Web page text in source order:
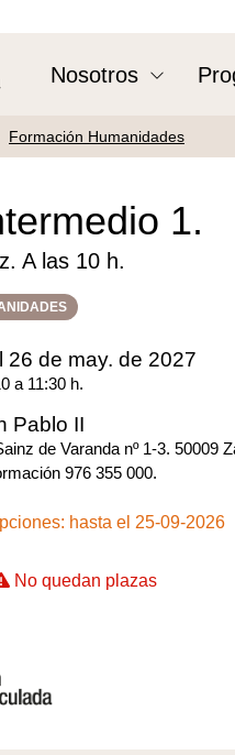
Nosotros
Formación Humanidades
1.
A las 10 h.
26 de may. de 2027
a 11:30 h.
Pablo II
de Varanda nº 1-3. 50009
976 355 000.
hasta el 25-09-2026
No quedan plazas